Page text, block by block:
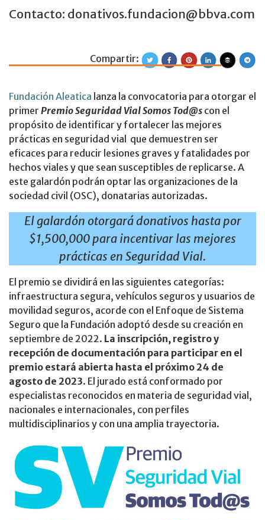
Contacto: donativos.fundacion@bbva.com
PremioCompartir:
Fundación Aleatica lanza la convocatoria para otorgar el
primer Premio Seguridad Vial Somos Tod@s con el
propósito de identificar y fortalecer las mejores
prácticas en seguridad vial que demuestren ser
eficaces para reducir lesiones graves y fatalidades por
hechos viales y que sean susceptibles de replicarse. A
este galardón podrán optar las organizaciones de la
sociedad civil (OSC), donatarias autorizadas.
El galardón otorgará donativos hasta por
$1,500,000 para incentivar las mejores
prácticas en Seguridad Vial.
El premio se dividirá en las siguientes categorías:
infraestructura segura, vehículos seguros y usuarios de
movilidad seguros, acorde con el Enfoque de Sistema
Seguro que la Fundación adoptó desde su creación en
septiembre de 2022. La inscripción, registro y
recepción de documentación para participar en el
premio estará abierta hasta el próximo 24 de
agosto de 2023. El jurado está conformado por
especialistas reconocidos en materia de seguridad vial,
nacionales e internacionales, con perfiles
multidisciplinarios y con una amplia trayectoria.